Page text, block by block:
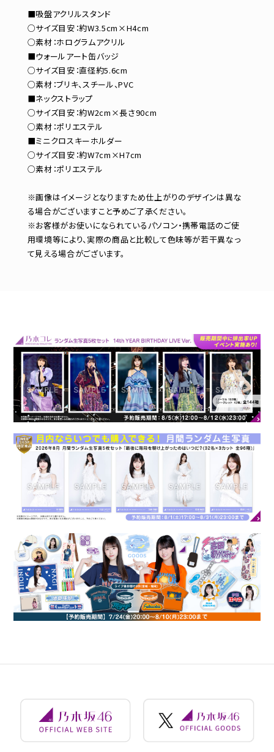
■吸盤アクリルスタンド
○サイズ目安：約W3.5cm×H4cm
○素材：ホログラムアクリル
■ウォールアート缶バッジ
○サイズ目安：直径約5.6cm
○素材：ブリキ、スチール、PVC
■ネックストラップ
○サイズ目安：約W2cm×長さ90cm
○素材：ポリエステル
■ミニクロスキーホルダー
○サイズ目安：約W7cm×H7cm
○素材：ポリエステル
※画像はイメージとなりますため仕上がりのデザインは異な
る場合がございますこと予めご了承ください。
※お客様がお使いになられているパソコン・携帯電話のご使
用環境等により、実際の商品と比較して色味等が若干異なっ
て見える場合がございます。